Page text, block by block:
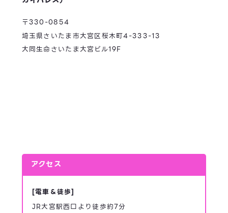
〒330-0854
埼玉県さいたま市大宮区桜木町4-333-13
大同生命さいたま大宮ビル19F
アクセス
[電車＆徒歩]
JR大宮駅西口より徒歩約7分